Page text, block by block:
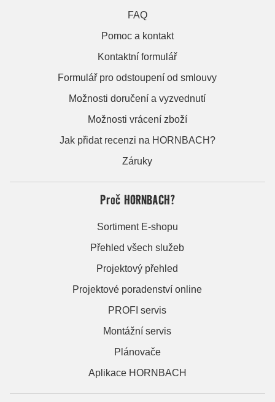
FAQ
Pomoc a kontakt
Kontaktní formulář
Formulář pro odstoupení od smlouvy
Možnosti doručení a vyzvednutí
Možnosti vrácení zboží
Jak přidat recenzi na HORNBACH?
Záruky
Proč HORNBACH?
Sortiment E-shopu
Přehled všech služeb
Projektový přehled
Projektové poradenství online
PROFI servis
Montážní servis
Plánovače
Aplikace HORNBACH